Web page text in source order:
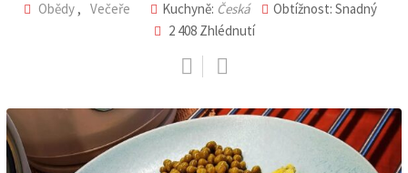
Obědy , Večeře Kuchyně: Česká
Obtížnost: Snadný
2 408 Zhlédnutí